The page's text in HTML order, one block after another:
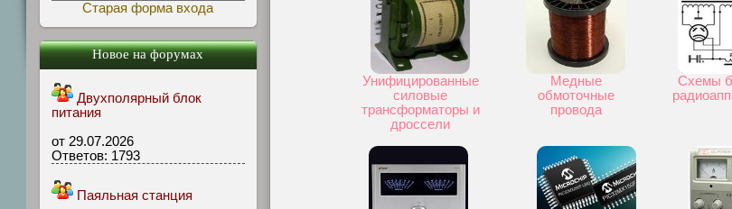
Унифицированные
силовые
трансформаторы и
дроссели
Медные
обмоточные
провода
Схемы
Старая форма входа
Новое на форумах
Двухполярный блок
питания
от 29.07.2026
Ответов: 1793
Паяльная станция